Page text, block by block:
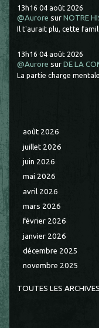
13h16 04 août 2026
@Aurore surNOTRE
Il t'aurait plu, cette
13h16 04 août 2026
@Aurore surDE LA
La partie charge
août 2026
juillet 2026
juin 2026
mai 2026
avril 2026
mars 2026
février 2026
janvier 2026
décembre 2025
novembre 2025
TOUTES LES ARCHIVES